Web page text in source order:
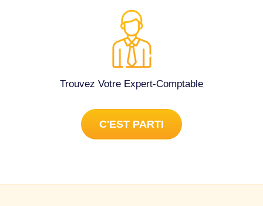
Trouvez Votre Expert-Comptable
C'EST PARTI